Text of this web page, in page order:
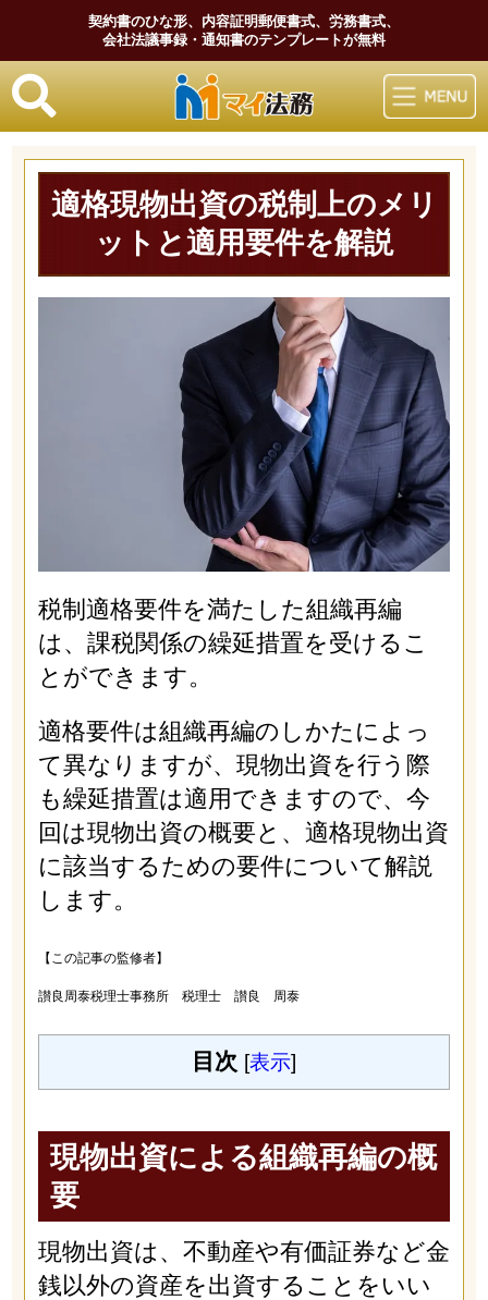
契約書のひな形、内容証明郵便書式、労務書式、
会社法議事録・通知書のテンプレートが無料
マイ法務
適格現物出資の税制上のメリ
ットと適用要件を解説
税制適格要件を満たした組織再編
は、課税関係の繰延措置を受けるこ
とができます。
適格要件は組織再編のしかたによっ
て異なりますが、現物出資を行う際
も繰延措置は適用できますので、今
回は現物出資の概要と、適格現物出資
に該当するための要件について解説
します。
【この記事の監修者】
讃良周泰税理士事務所 税理士 讃良 周泰
目次 [表示]
現物出資による組織再編の概
要
現物出資は、不動産や有価証券など金
銭以外の資産を出資することをいい